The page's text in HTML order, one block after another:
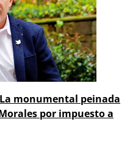
monumental peinada
por impuesto a